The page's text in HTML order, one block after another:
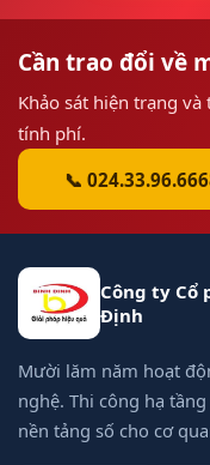
Cần trao đổi về
Khảo sát hiện trạng
tính phí.
📞
Công ty Cổ
Định
Mười lăm năm hoạt
nghệ. Thi công hạ
nền tảng số cho cơ